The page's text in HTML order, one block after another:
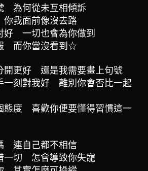
為何從未互相傾訴
我面前像沒去路
好 一切也會為你做到
而你當沒看到☆
開更好 還是我需要畫上句號
一刻對我好 離別你會否比一起
態度 喜歡你便要懂得習慣這一
連自己都不相信
一切 怎會導致你失寵